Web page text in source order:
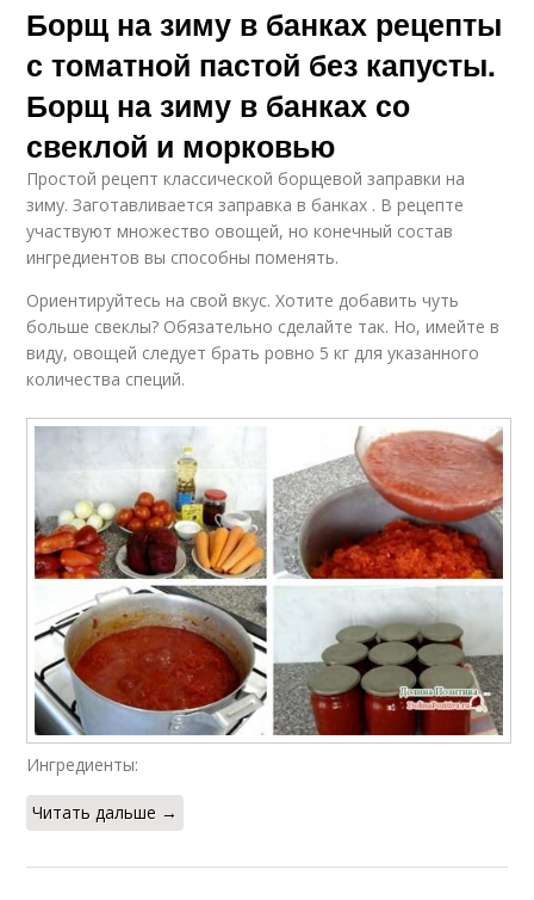
Борщ на зиму в банках рецепты
с томатной пастой без капусты.
Борщ на зиму в банках со
свеклой и морковью
Простой рецепт классической борщевой заправки на
зиму. Заготавливается заправка в банках . В рецепте
участвуют множество овощей, но конечный состав
ингредиентов вы способны поменять.
Ориентируйтесь на свой вкус. Хотите добавить чуть
больше свеклы? Обязательно сделайте так. Но, имейте в
виду, овощей следует брать ровно 5 кг для указанного
количества специй.
Ингредиенты:
Читать дальше →